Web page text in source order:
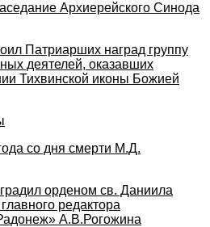
Архиерейского Синода
Патриарших наград группу
деятелей, оказавших
Тихвинской иконы Божией
со дня смерти М.Д.
орденом св. Даниила
редактора
А.В.Рогожина